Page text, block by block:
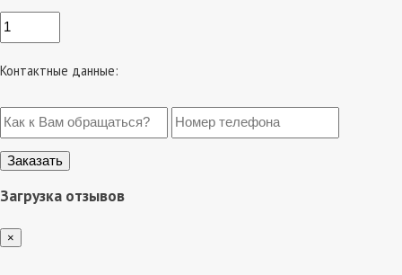
Контактные данные:
Загрузка отзывов
×